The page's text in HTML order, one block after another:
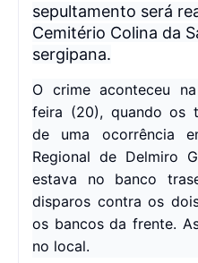
sepultamento será
Cemitério Colina da
sergipana.
O crime aconteceu
feira (20), quando os
de uma ocorrência
Regional de Delmiro
estava no banco
disparos contra os
os bancos da frente.
no local.